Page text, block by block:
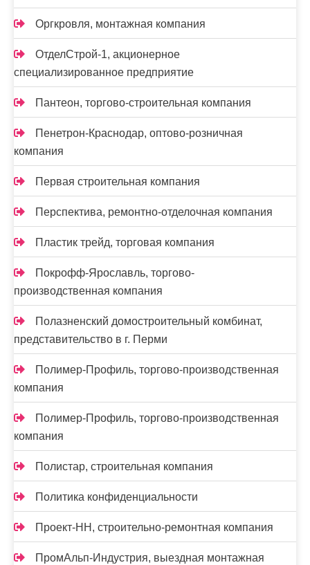
Оргкровля, монтажная компания
ОтделСтрой-1, акционерное
специализированное предприятие
Пантеон, торгово-строительная компания
Пенетрон-Краснодар, оптово-розничная
компания
Первая строительная компания
Перспектива, ремонтно-отделочная компания
Пластик трейд, торговая компания
Покрофф-Ярославль, торгово-
производственная компания
Полазненский домостроительный комбинат,
представительство в г. Перми
Полимер-Профиль, торгово-производственная
компания
Полимер-Профиль, торгово-производственная
компания
Полистар, строительная компания
Политика конфиденциальности
Проект-НН, строительно-ремонтная компания
ПромАльп-Индустрия, выездная монтажная